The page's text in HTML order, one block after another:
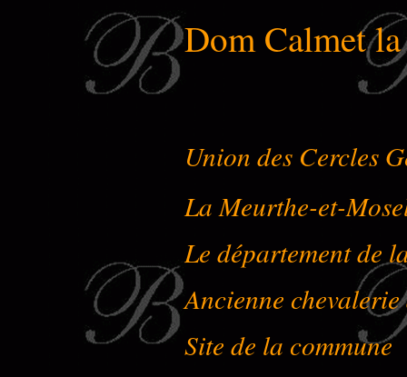
Dom Calmet
Union des Cercles
La Meurthe-et-
Le département de
Ancienne
Site de la commune